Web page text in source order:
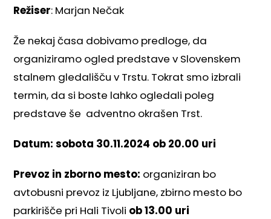
Režiser: Marjan Nečak
Že nekaj časa dobivamo predloge, da
organiziramo ogled predstave v Slovenskem
stalnem gledališču v Trstu. Tokrat smo izbrali
termin, da si boste lahko ogledali poleg
predstave še adventno okrašen Trst.
Datum: sobota 30.11.2024 ob 20.00 uri
Prevoz in zborno mesto: organiziran bo
avtobusni prevoz iz Ljubljane, zbirno mesto bo
parkirišče pri Hali Tivoli ob 13.00 uri